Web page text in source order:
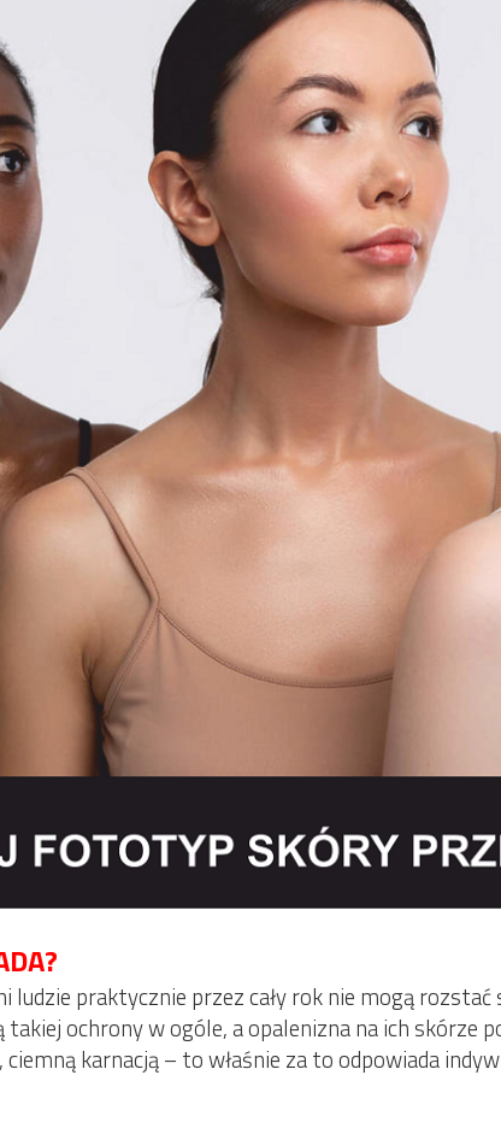
ludzie praktycznie przez cały rok nie mogą
ochrony w ogóle, a opalenizna na ich skórze
ciemną karnacją – to właśnie za to odpowiada